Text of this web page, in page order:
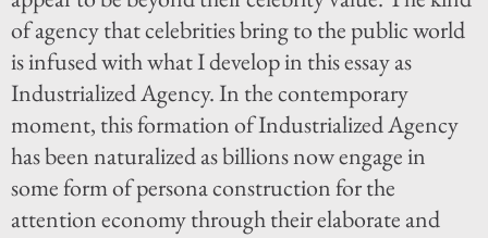
of agency that celebrities bring to the public world
is infused with what I develop in this essay as
Industrialized Agency. In the contemporary
moment, this formation of Industrialized Agency
has been naturalized as billions now engage in
some form of persona construction for the
attention economy through their elaborate and